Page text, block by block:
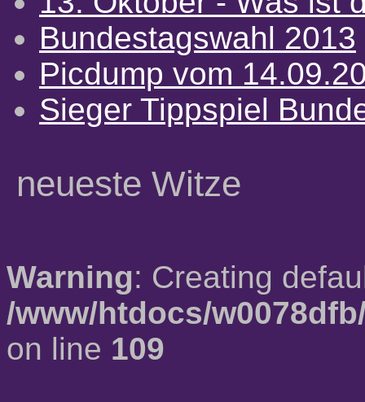
Bundestagswahl 2013
Picdump vom
Sieger Tippspiel
neueste Witze
Warning: Creating
/www/htdocs/
on line 109